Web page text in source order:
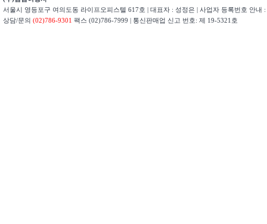
서울시 영등포구 여의도동 라이프오피스텔 617호 | 대표자 : 성정은 | 사업자 등록번호 안내
상담/문의 (02)786-9301 팩스 (02)786-7999 | 통신판매업 신고 번호: 제 19-5321호